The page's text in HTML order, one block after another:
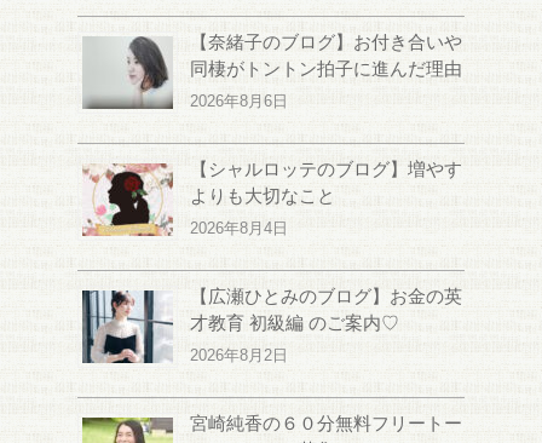
【奈緒子のブログ】お付き合いや
同棲がトントン拍子に進んだ理由
2026年8月6日
【シャルロッテのブログ】増やす
よりも大切なこと
2026年8月4日
【広瀬ひとみのブログ】お金の英
才教育 初級編 のご案内♡
2026年8月2日
宮崎純香の６０分無料フリートー